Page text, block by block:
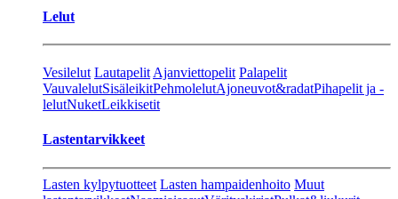
Lelut
Vesilelut Lautapelit Ajanviettopelit Palapelit
VauvalelutSisäleikitPehmolelutAjoneuvot&radatPihapelit ja -
lelutNuketLeikkisetit
Lastentarvikkeet
Lasten kylpytuotteet Lasten hampaidenhoito Muut